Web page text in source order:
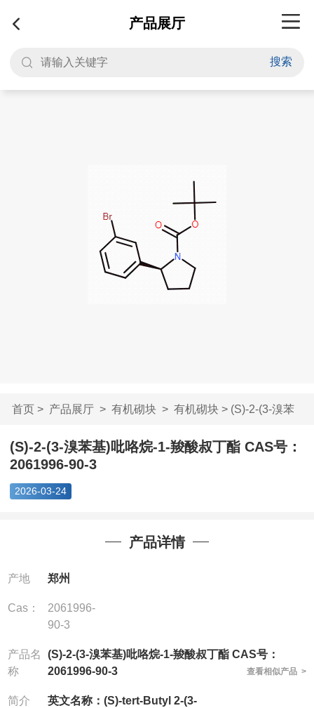
产品展厅
搜索
首页> 产品展厅> 有机砌块> 有机砌块> (S)-2-(3-溴苯
基)吡咯烷-1-羧...
(S)-2-(3-溴苯基)吡咯烷-1-羧酸叔丁酯 CAS号：
2061996-90-3
2026-03-24
产品详情
产地 郑州
Cas：
2061996-
90-3
产品名
称
(S)-2-(3-溴苯基)吡咯烷-1-羧酸叔丁酯 CAS号：
2061996-90-3
查看相似产品 >
简介 英文名称： (S)-tert-Butyl 2-(3-